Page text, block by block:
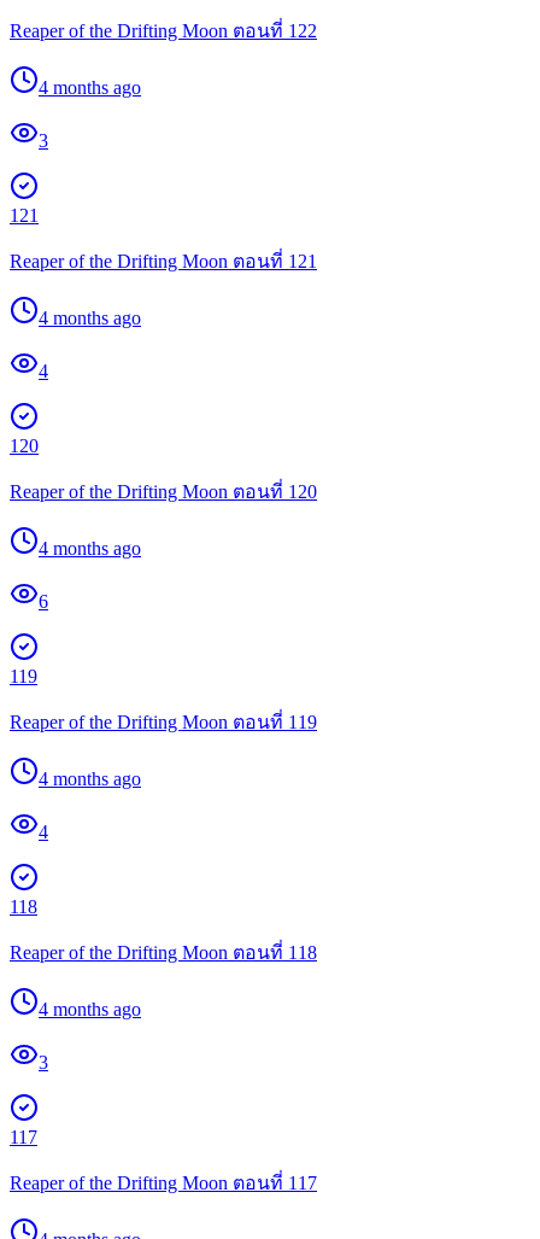
Reaper of the Drifting Moon ตอนที่ 122
4 months ago
3
121
Reaper of the Drifting Moon ตอนที่ 121
4 months ago
4
120
Reaper of the Drifting Moon ตอนที่ 120
4 months ago
6
119
Reaper of the Drifting Moon ตอนที่ 119
4 months ago
4
118
Reaper of the Drifting Moon ตอนที่ 118
4 months ago
3
117
Reaper of the Drifting Moon ตอนที่ 117